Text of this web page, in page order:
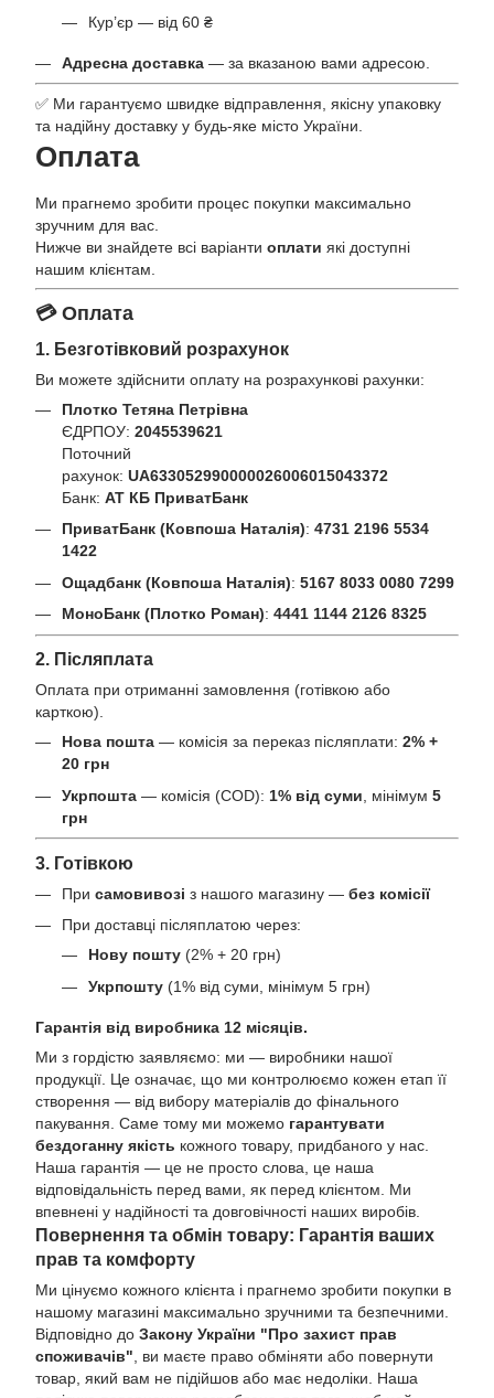
Кур’єр — від 60 ₴
Адресна доставка — за вказаною вами адресою.
✅ Ми гарантуємо швидке відправлення, якісну упаковку
та надійну доставку у будь-яке місто України.
Оплата
Ми прагнемо зробити процес покупки максимально
зручним для вас.
Нижче ви знайдете всі варіанти оплати які доступні
нашим клієнтам.
💳 Оплата
1. Безготівковий розрахунок
Ви можете здійснити оплату на розрахункові рахунки:
Плотко Тетяна Петрівна
ЄДРПОУ: 2045539621
Поточний
рахунок: UA633052990000026006015043372
Банк: АТ КБ ПриватБанк
ПриватБанк (Ковпоша Наталія): 4731 2196 5534
1422
Ощадбанк (Ковпоша Наталія): 5167 8033 0080 7299
МоноБанк (Плотко Роман): 4441 1144 2126 8325
2. Післяплата
Оплата при отриманні замовлення (готівкою або
карткою).
Нова пошта — комісія за переказ післяплати: 2% +
20 грн
Укрпошта — комісія (COD): 1% від суми , мінімум 5
грн
3. Готівкою
При самовивозі з нашого магазину — без комісії
При доставці післяплатою через:
Нову пошту (2% + 20 грн)
Укрпошту (1% від суми, мінімум 5 грн)
Гарантія від виробника 12 місяців.
Ми з гордістю заявляємо: ми — виробники нашої
продукції. Це означає, що ми контролюємо кожен етап її
створення — від вибору матеріалів до фінального
пакування. Саме тому ми можемо гарантувати
бездоганну якість кожного товару, придбаного у нас.
Наша гарантія — це не просто слова, це наша
відповідальність перед вами, як перед клієнтом. Ми
впевнені у надійності та довговічності наших виробів.
Повернення та обмін товару: Гарантія ваших
прав та комфорту
Ми цінуємо кожного клієнта і прагнемо зробити покупки в
нашому магазині максимально зручними та безпечними.
Відповідно до Закону України "Про захист прав
споживачів" , ви маєте право обміняти або повернути
товар, який вам не підійшов або має недоліки. Наша